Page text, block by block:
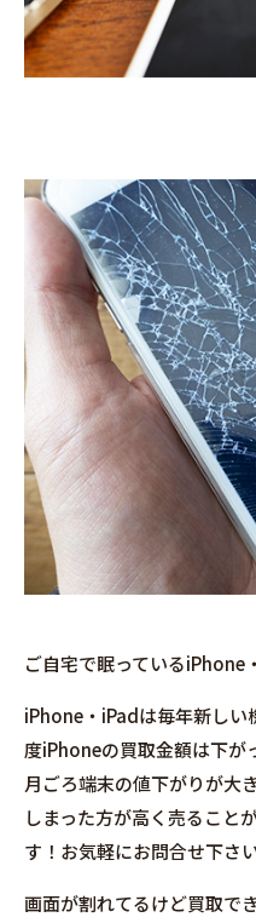
ご自宅で眠っているiPhone
iPhone・iPadは毎年新しい
度iPhoneの買取金額は下が
月ごろ端末の値下がりが大
しまった方が高く売ること
す！お気軽にお問合せ下さ
画面が割れてるけど買取で